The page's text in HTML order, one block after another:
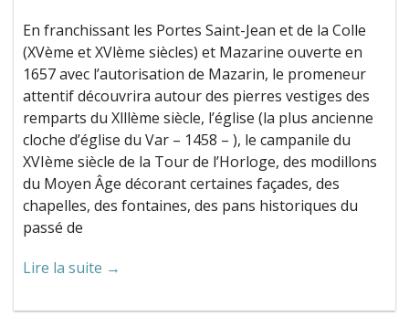
En franchissant les Portes Saint-Jean et de la Colle
(XVème et XVlème siècles) et Mazarine ouverte en
1657 avec l’autorisation de Mazarin, le promeneur
attentif découvrira autour des pierres vestiges des
remparts du Xlllème siècle, l’église (la plus ancienne
cloche d’église du Var – 1458 – ), le campanile du
XVIème siècle de la Tour de l’Horloge, des modillons
du Moyen Âge décorant certaines façades, des
chapelles, des fontaines, des pans historiques du
passé de
Lire la suite →